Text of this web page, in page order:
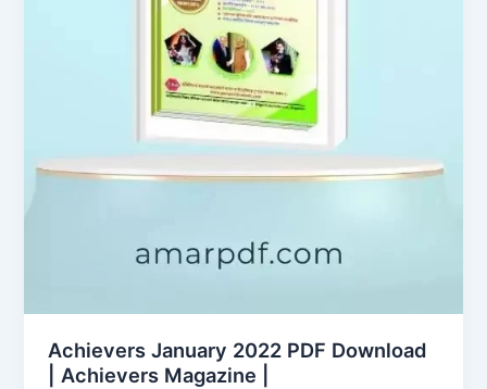
Achievers January 2022 PDF Download
| Achievers Magazine |